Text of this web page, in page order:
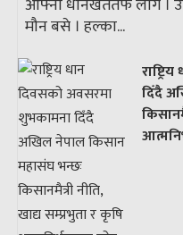
आफ्नो धानखेततर्फ लागे ।
मौन बसे । हल्का...
दिँदै